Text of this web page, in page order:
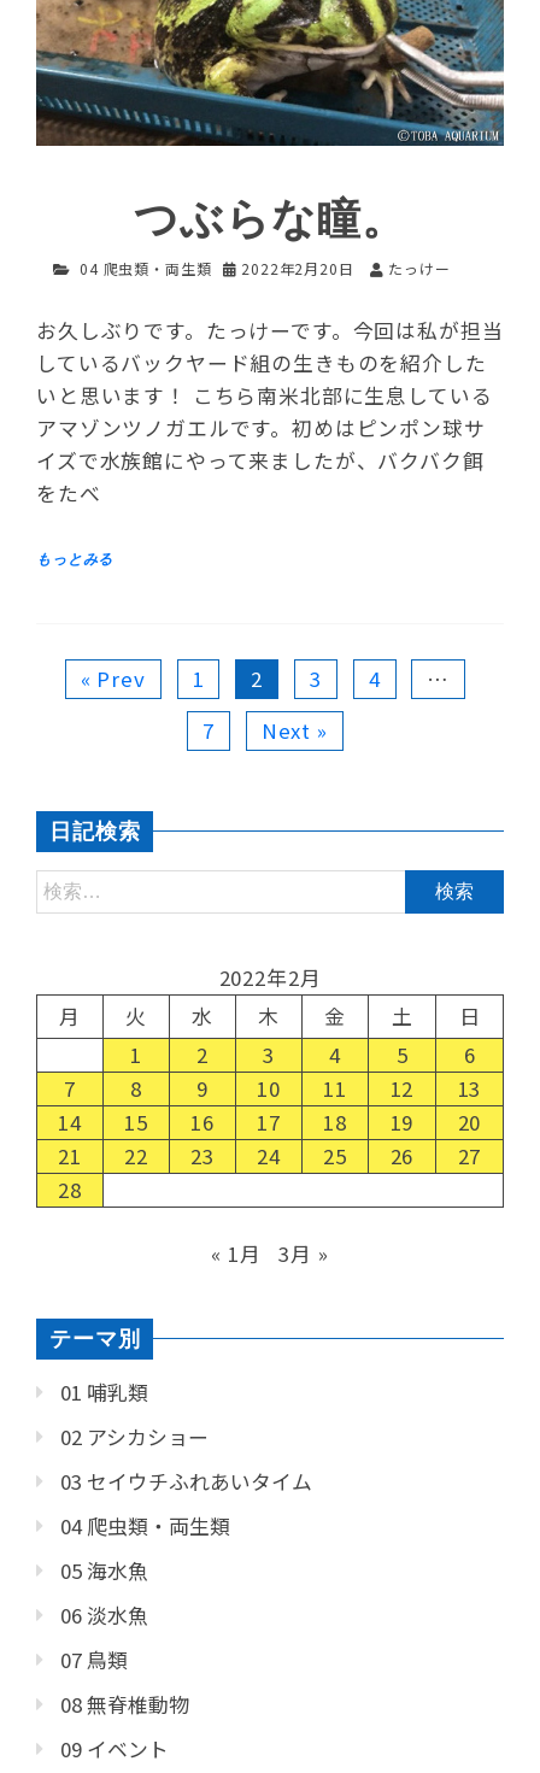
つぶらな瞳。
04 爬虫類・両生類 2022年2月20日 たっけー
お久しぶりです。たっけーです。今回は私が担当
しているバックヤード組の生きものを紹介した
いと思います！ こちら南米北部に生息している
アマゾンツノガエルです。初めはピンポン球サ
イズで水族館にやって来ましたが、バクバク餌
をたべ
« Prev 1 2 3 4
…
7
Next »
日記検索
2022年2月
月
火 水 木 金 土
日
1
2 3 4 5
6
7
8 9 10 11 12
13
14
15 16 17 18 19
20
21
22 23 24 25 26
27
28
« 1月 3月 »
テーマ別
01 哺乳類
02 アシカショー
03 セイウチふれあいタイム
04 爬虫類・両生類
05 海水魚
06 淡水魚
07 鳥類
08 無脊椎動物
09 イベント